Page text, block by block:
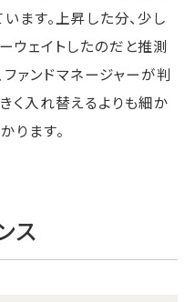
ます。上昇した分、少し
ウェイトしたのだと推測
ファンドマネージャーが判
く入れ替えるよりも細か
ります。
ス